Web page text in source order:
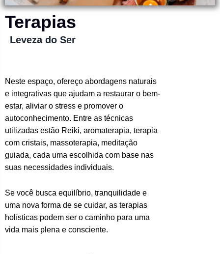
Terapias
Leveza do Ser
Neste espaço, ofereço abordagens naturais
e integrativas que ajudam a restaurar o bem-
estar, aliviar o stress e promover o
autoconhecimento. Entre as técnicas
utilizadas estão Reiki, aromaterapia, terapia
com cristais, massoterapia, meditação
guiada, cada uma escolhida com base nas
suas necessidades individuais.
Se você busca equilíbrio, tranquilidade e
uma nova forma de se cuidar, as terapias
holísticas podem ser o caminho para uma
vida mais plena e consciente.